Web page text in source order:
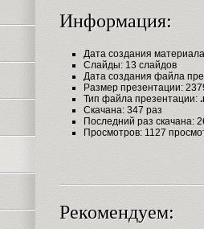
Информация:
Дата создания
Слайды: 13 слайдов
Дата создания файла
Размер презентации:
Тип файла презентации:
Скачана: 347 раз
Последний раз скачана:
Просмотров: 1127
Рекомендуем: